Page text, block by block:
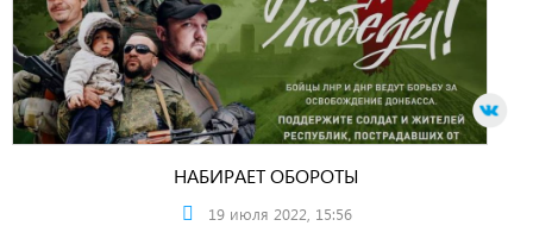
НАБИРАЕТ ОБОРОТЫ
19 июля 2022, 15:56